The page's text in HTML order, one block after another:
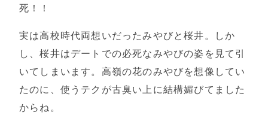
死！！
実は高校時代両想いだったみやびと桜井。しか
し、桜井はデートでの必死なみやびの姿を見て引
いてしまいます。高嶺の花のみやびを想像してい
たのに、使うテクが古臭い上に結構媚びてました
からね。